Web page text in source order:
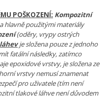
POŠKOZENÍ: Kompozitní
hlavně použitými materiály
(oděry, vrypy ostrých
je složena pouze z jednoho
fatální následky, zatímco
epoxidové vrstvy, je složena ze
vrstvy nemusí znamenat
pro uživatele (tím není
tlakové láhve není důvodem